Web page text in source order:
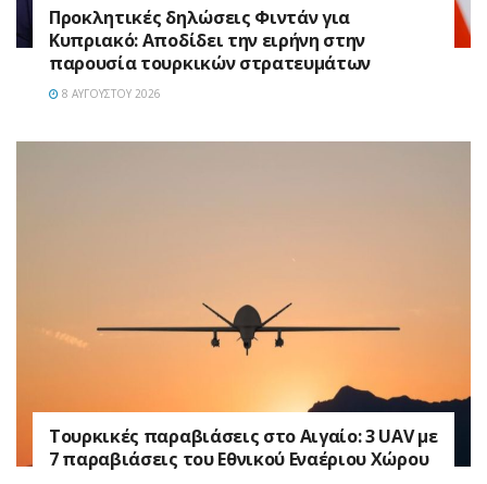
Προκλητικές δηλώσεις Φιντάν για
Κυπριακό: Αποδίδει την ειρήνη στην
παρουσία τουρκικών στρατευμάτων
8 ΑΥΓΟΎΣΤΟΥ 2026
Τουρκικές παραβιάσεις στο Αιγαίο: 3 UAV με
7 παραβιάσεις του Εθνικού Εναέριου Χώρου